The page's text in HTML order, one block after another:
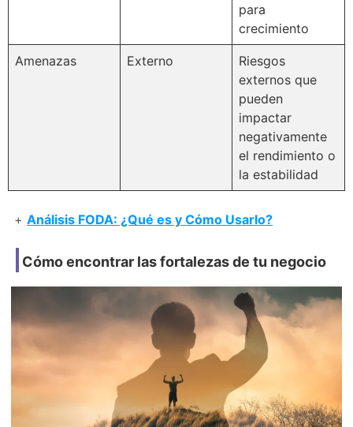
para
crecimiento
Amenazas Externo
Riesgos
externos que
pueden
impactar
negativamente
el rendimiento o
la estabilidad
+ Análisis FODA: ¿Qué es y Cómo Usarlo?
Cómo encontrar las fortalezas de tu negocio